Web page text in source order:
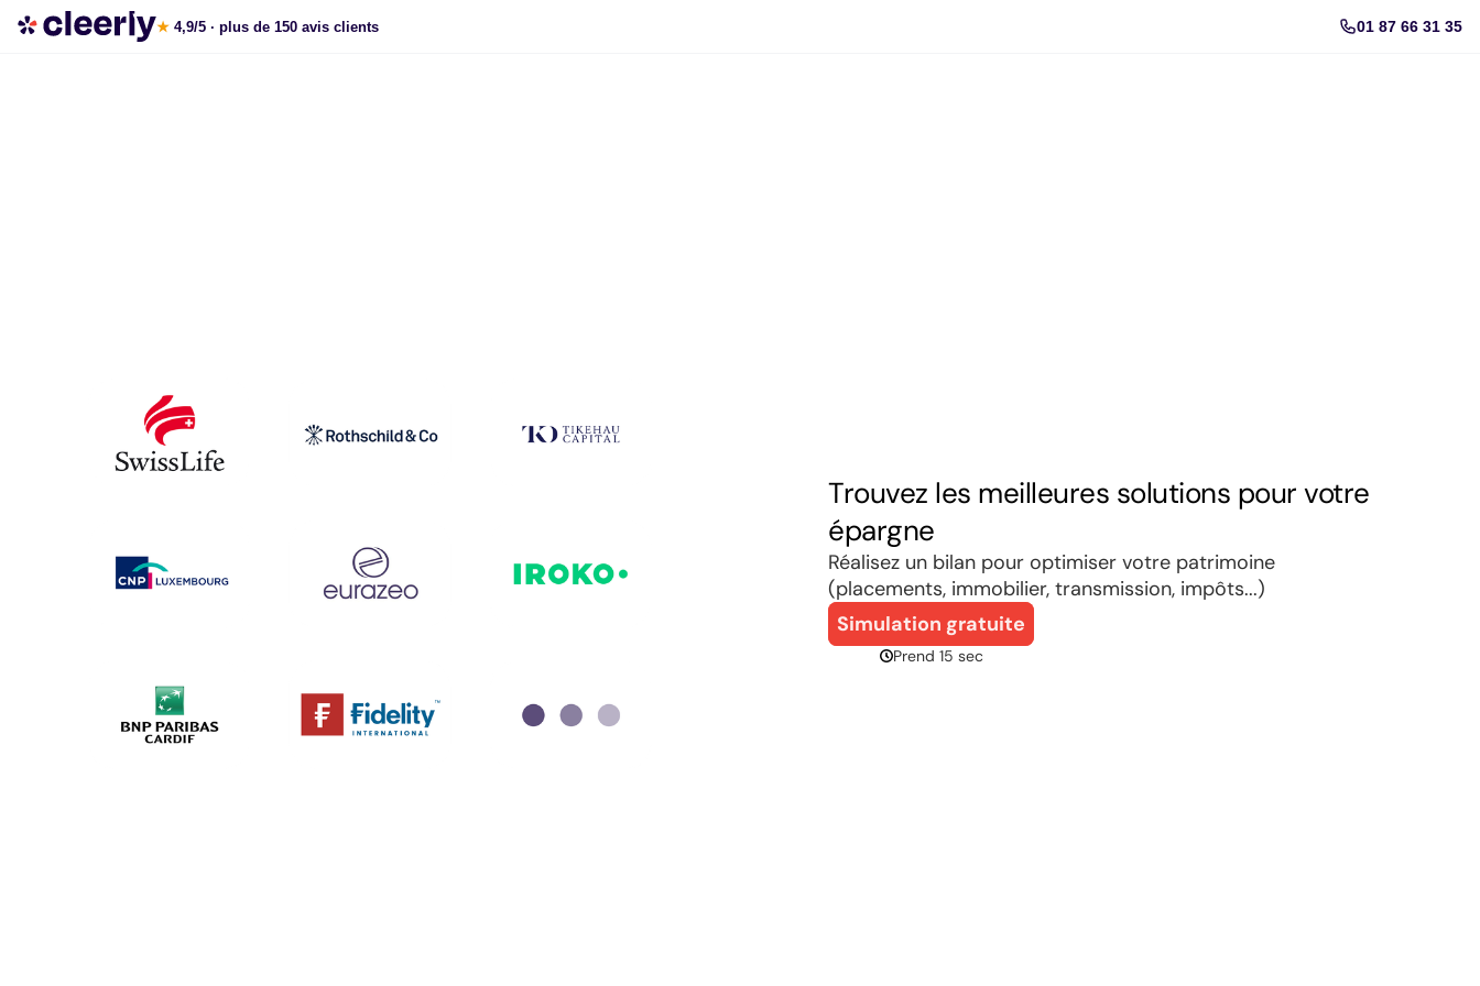
La gestion de patrimoine avec Cleerly
★ 4,9/5 · plus de 150 avis clients 01 87 66 31 35